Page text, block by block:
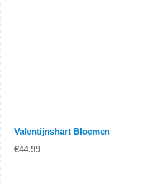
Valentijnshart Bloemen
€44,99